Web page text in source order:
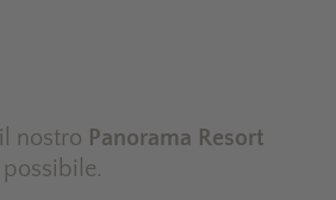
nostro Panorama Resort